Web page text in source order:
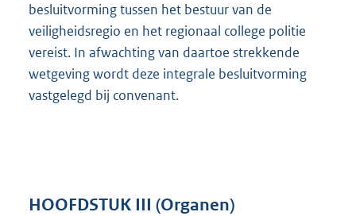
besluitvorming tussen het bestuur van de
veiligheidsregio en het regionaal college politie
vereist. In afwachting van daartoe strekkende
wetgeving wordt deze integrale besluitvorming
vastgelegd bij convenant.
HOOFDSTUK III (Organen)